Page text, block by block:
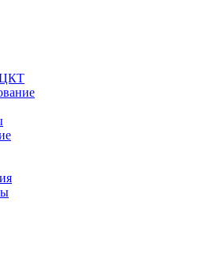
ЦКТ